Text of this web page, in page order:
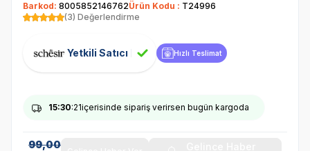
Barkod: 8005852146762Ürün Kodu : T24996
(3) Değerlendirme
Yetkili Satıcı Hızlı Teslimat
15:30:21içerisinde sipariş verirsen bugün kargoda
99,00